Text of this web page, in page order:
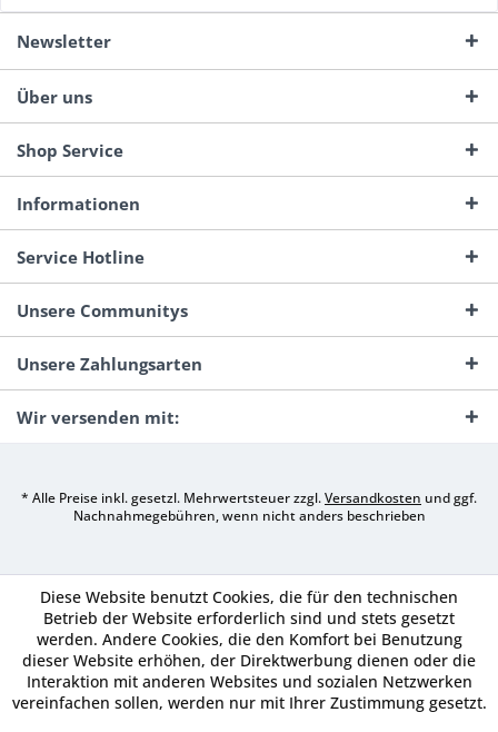
Newsletter
Über uns
Shop Service
Informationen
Service Hotline
Unsere Communitys
Unsere Zahlungsarten
Wir versenden mit:
* Alle Preise inkl. gesetzl. Mehrwertsteuer zzgl.Versandkosten und ggf.
Nachnahmegebühren, wenn nicht anders beschrieben
Diese Website benutzt Cookies, die für den technischen
Betrieb der Website erforderlich sind und stets gesetzt
werden. Andere Cookies, die den Komfort bei Benutzung
dieser Website erhöhen, der Direktwerbung dienen oder die
Interaktion mit anderen Websites und sozialen Netzwerken
vereinfachen sollen, werden nur mit Ihrer Zustimmung gesetzt.